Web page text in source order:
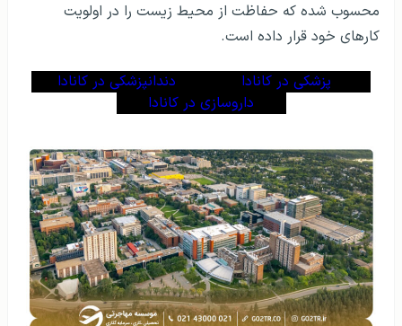
محسوب شده که حفاظت از محیط زیست را در اولویت
کارهای خود قرار داده است.
پزشکی در کانادا
دندانپزشکی در کانادا
داروسازی در کانادا